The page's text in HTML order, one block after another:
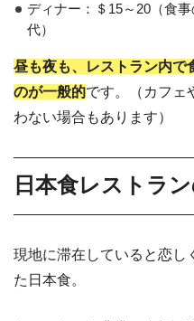
ディナー：＄15～20（食
代）
昼も夜も、レストラン内で
のが一般的です。（カフェ
わない場合もあります）
日本食レストラ
現地に滞在していると恋し
た日本食。